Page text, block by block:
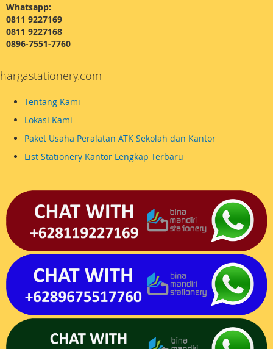
Whatsapp:
0811 9227169
0811 9227168
0896-7551-7760
hargastationery.com
Tentang Kami
Lokasi Kami
Paket Usaha Peralatan ATK Sekolah dan Kantor
List Stationery Kantor Lengkap Terbaru